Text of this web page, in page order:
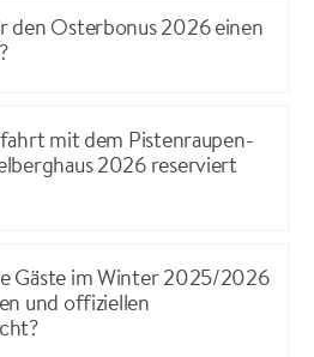
den Osterbonus 2026 einen
mit dem Pistenraupen-
2026 reserviert
Gäste im Winter 2025/2026
und offiziellen